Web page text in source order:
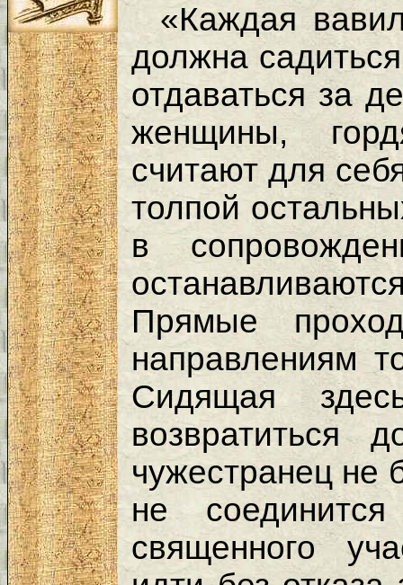
«Каждая
должна
отдаваться за
женщины,
считают для
толпой
в
Прямые
направлениям
Сидящая
возвратиться
чужестранец не
не
священного